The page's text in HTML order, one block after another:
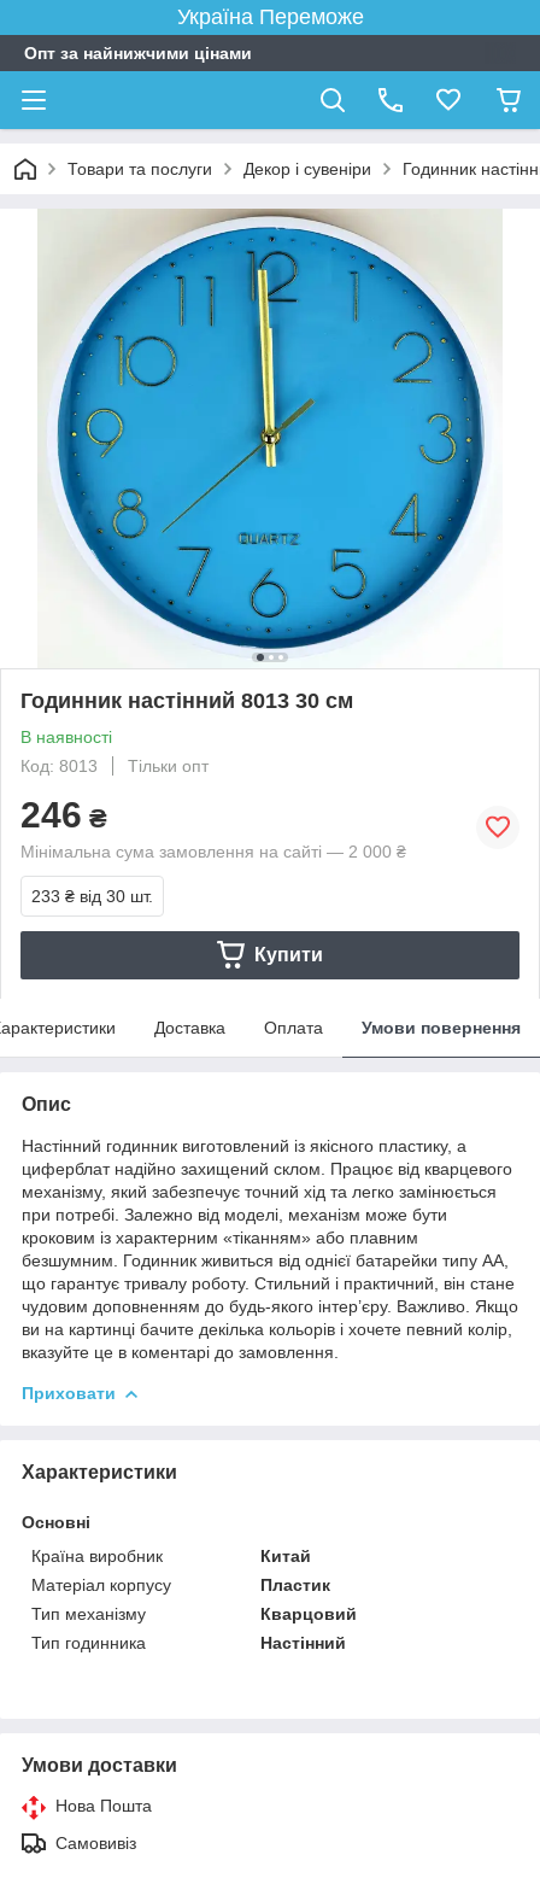
Україна Переможе
Опт за найнижчими цінами
Товари та послуги Декор і сувеніри Годинник
Годинник настінний 8013 30 см
В наявності
Код: 8013
Тільки опт
246 ₴
Мінімальна сума замовлення на сайті — 2 000 ₴
233 ₴ від 30 шт.
Купити
Доставка Оплата Умови повернення
Опис
Настінний годинник виготовлений із якісного пластику, а
циферблат надійно захищений склом. Працює від кварцевого
механізму, який забезпечує точний хід та легко замінюється
при потребі. Залежно від моделі, механізм може бути
кроковим із характерним «тіканням» або плавним
безшумним. Годинник живиться від однієї батарейки типу АА,
що гарантує тривалу роботу. Стильний і практичний, він стане
чудовим доповненням до будь-якого інтер’єру. Важливо. Якщо
ви на картинці бачите декілька кольорів і хочете певний колір,
вказуйте це в коментарі до замовлення.
Приховати
Характеристики
Основні
Країна виробник
Китай
Матеріал корпусу
Пластик
Тип механізму
Кварцовий
Тип годинника
Настінний
Умови доставки
Нова Пошта
Самовивіз